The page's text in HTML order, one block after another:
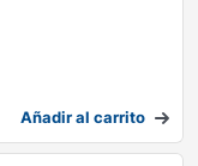
Añadir al carrito